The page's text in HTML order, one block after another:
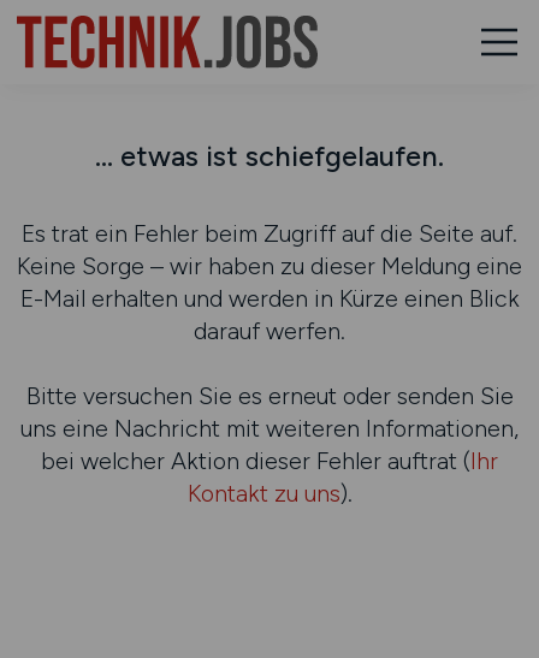
... etwas ist schiefgelaufen.
Es trat ein Fehler beim Zugriff auf die Seite auf.
Keine Sorge – wir haben zu dieser Meldung eine
E-Mail erhalten und werden in Kürze einen Blick
darauf werfen.
Bitte versuchen Sie es erneut oder senden Sie
uns eine Nachricht mit weiteren Informationen,
bei welcher Aktion dieser Fehler auftrat (Ihr
Kontakt zu uns).